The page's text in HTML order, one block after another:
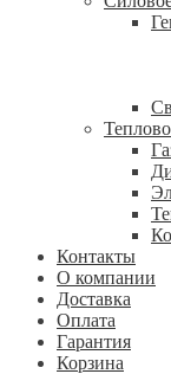
Контакты
О компании
Доставка
Оплата
Гарантия
Корзина